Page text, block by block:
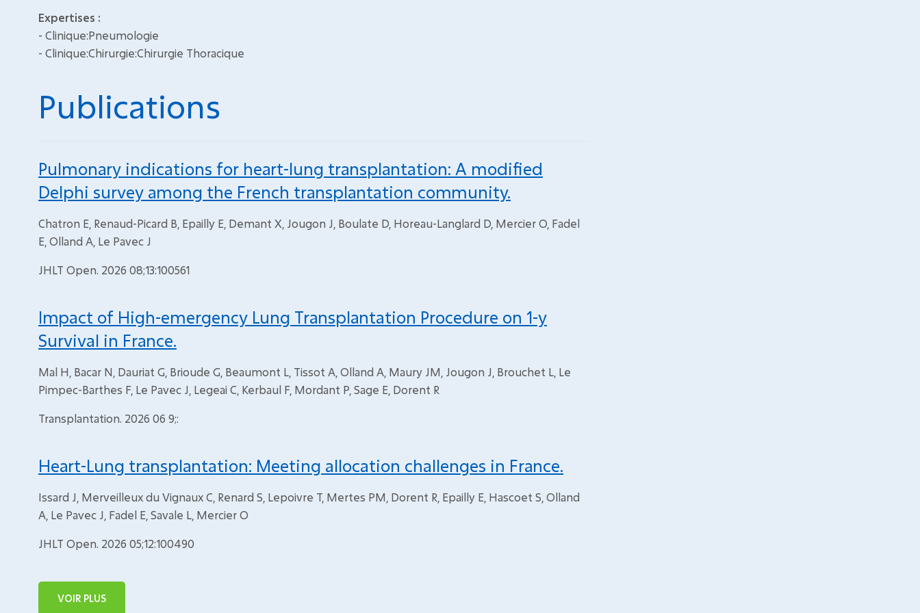
Expertises :
- Clinique:Pneumologie
- Clinique:Chirurgie:Chirurgie Thoracique
Publications
Pulmonary indications for heart-lung transplantation: A modified
Delphi survey among the French transplantation community.
Chatron E, Renaud-Picard B, Epailly E, Demant X, Jougon J, Boulate D, Horeau-Langlard D, Mercier O, Fadel
E, Olland A, Le Pavec J
JHLT Open. 2026 08;13:100561
Impact of High-emergency Lung Transplantation Procedure on 1-y
Survival in France.
Mal H, Bacar N, Dauriat G, Brioude G, Beaumont L, Tissot A, Olland A, Maury JM, Jougon J, Brouchet L, Le
Pimpec-Barthes F, Le Pavec J, Legeai C, Kerbaul F, Mordant P, Sage E, Dorent R
Transplantation. 2026 06 9;:
Heart-Lung transplantation: Meeting allocation challenges in France.
Issard J, Merveilleux du Vignaux C, Renard S, Lepoivre T, Mertes PM, Dorent R, Epailly E, Hascoet S, Olland
A, Le Pavec J, Fadel E, Savale L, Mercier O
JHLT Open. 2026 05;12:100490
VOIR PLUS